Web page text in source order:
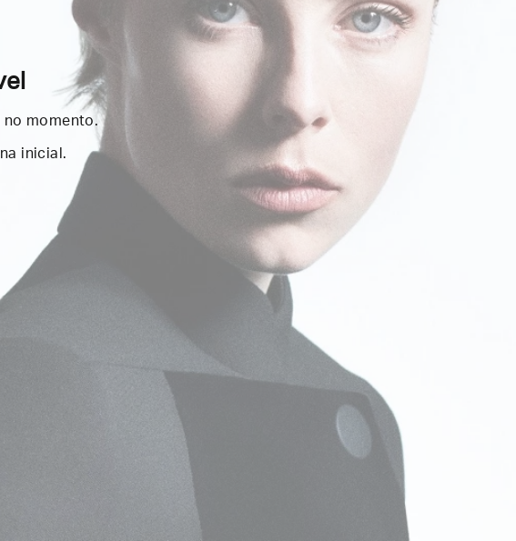
no momento.
inicial.